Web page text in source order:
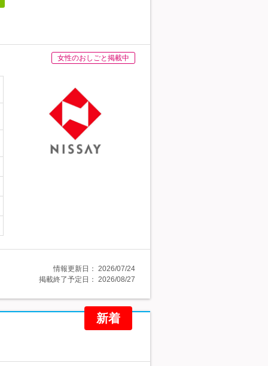
女性のおしごと掲載中
情報更新日： 2026/07/24
掲載終了予定日： 2026/08/27
新着